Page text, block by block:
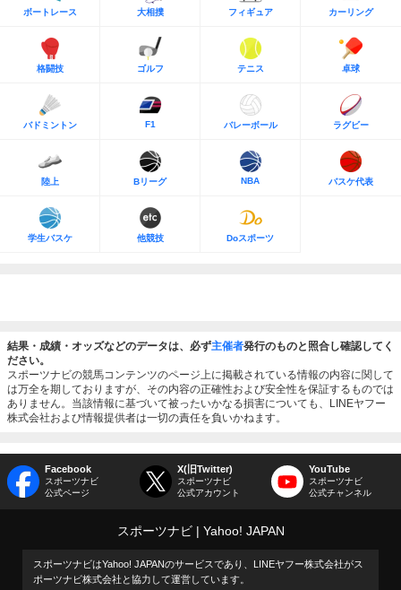
ボートレース 大相撲 フィギュア カーリング
格闘技 ゴルフ テニス 卓球
バドミントン F1 バレーボール ラグビー
陸上 Bリーグ NBA バスケ代表
学生バスケ 他競技 Doスポーツ
結果・成績・オッズなどのデータは、必ず主催者発行のものと照合し確認してく
ださい。
スポーツナビの競馬コンテンツのページ上に掲載されている情報の内容に関して
は万全を期しておりますが、その内容の正確性および安全性を保証するものでは
ありません。当該情報に基づいて被ったいかなる損害についても、LINEヤフー
株式会社および情報提供者は一切の責任を負いかねます。
Facebook
スポーツナビ
公式ページ
X(旧Twitter)
スポーツナビ
公式アカウント
YouTube
スポーツナビ
公式チャンネル
スポーツナビ Yahoo! JAPAN
スポーツナビはYahoo! JAPANのサービスであり、LINEヤフー株式会社がス
ポーツナビ株式会社と協力して運営しています。